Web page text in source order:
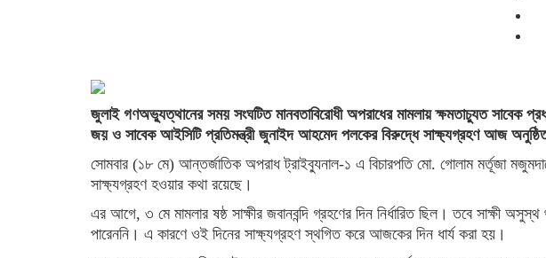
জুলাই গণঅভ্যুত্থানের সময় সংঘটিত মানবতাবিরোধী অপরাধের মামলায় ক্ষমতাচ্যুত সাবেক
জয় ও সাবেক আইসিটি প্রতিমন্ত্রী জুনাইদ আহমেদ পলকের বিরুদ্ধে সাক্ষ্যগ্রহণ আজ
সোমবার (১৮ মে) আন্তর্জাতিক অপরাধ ট্রাইব্যুনাল-১ এ বিচারপতি মো. গোলাম মর্তূজা
সাক্ষ্যগ্রহণ হওয়ার কথা রয়েছে।
এর আগে, ৩ মে মামলার ষষ্ঠ সাক্ষীর জবানবন্দি গ্রহণের দিন নির্ধারিত ছিল। তবে সাক্ষী
পারেননি। এ কারণে ওই দিনের সাক্ষ্যগ্রহণ স্থগিত করে আজকের দিন ধার্য করা হয়।